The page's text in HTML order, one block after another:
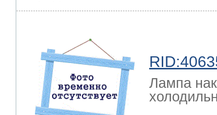
Лампа